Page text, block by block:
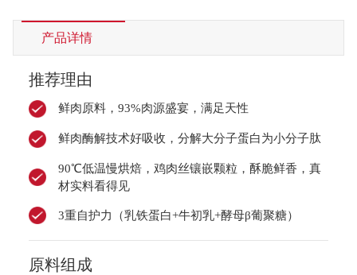
产品详情
推荐理由
鲜肉原料，93%肉源盛宴，满足天性
鲜肉酶解技术好吸收，分解大分子蛋白为小分子肽
90℃低温慢烘焙，鸡肉丝镶嵌颗粒，酥脆鲜香，真
材实料看得见
3重自护力（乳铁蛋白+牛初乳+酵母β葡聚糖）
原料组成